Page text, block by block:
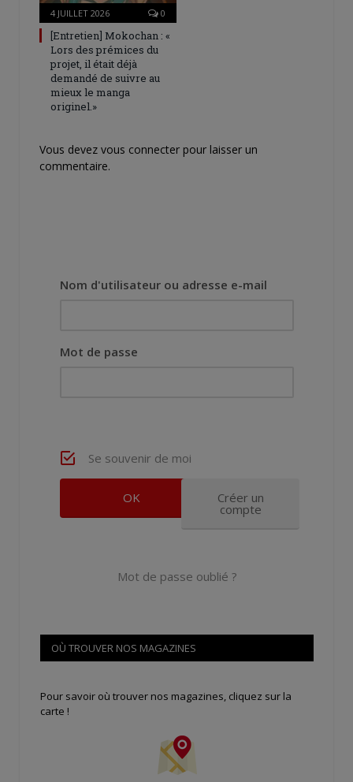
4 JUILLET 2026 0
[Entretien] Mokochan : «
Lors des prémices du
projet, il était déjà
demandé de suivre au
mieux le manga
originel.»
Vous devez vous connecter pour laisser un
commentaire.
Nom d'utilisateur ou adresse e-mail
Mot de passe
Se souvenir de moi
Créer un
compte
Mot de passe oublié ?
OÙ TROUVER NOS MAGAZINES
Pour savoir où trouver nos magazines, cliquez sur la
carte !